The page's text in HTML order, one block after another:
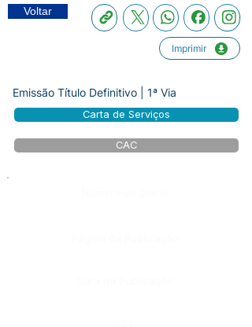
Voltar
Imprimir
Emissão Título Definitivo | 1ª Via
Carta de Serviços
CAC